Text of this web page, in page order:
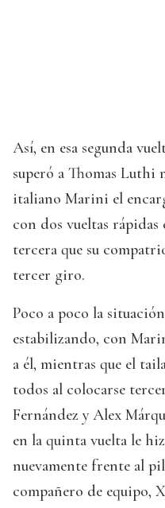
Así, en esa segunda
superó a Thomas Luthi
italiano Marini el
con dos vueltas rápidas
tercera que su
tercer giro.
Poco a poco la
estabilizando, con
a él, mientras que el
todos al colocarse
Fernández y Alex
en la quinta vuelta le
nuevamente frente al
compañero de equipo,